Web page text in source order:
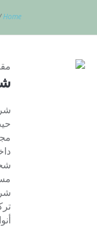
Home